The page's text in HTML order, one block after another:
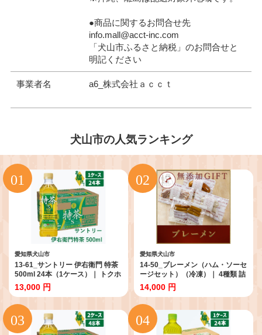
●商品に関するお問合せ先
info.mall@acct-inc.com
「犬山市ふるさと納税」のお問合せと
明記ください
事業者名 a6_株式会社ａｃｃｔ
犬山市の人気ランキング
愛知県犬山市
13-61_サントリー 伊右衛門 特茶
500ml 24本（1ケース）｜ トクホ
特保 特定保健用食品 お茶 清涼飲
料 ペットボトル 緑茶 1ケース 24
本 脂肪 体脂肪 脂肪分解 お食事 食
事 飲料 ドリンク ケルセチン ケル
セチンゴールド ケルセチン配糖体
愛知 愛知県
13,000 円
愛知県犬山市
14-50_ブレーメン（ハム・ソーセ
ージセット）（冷凍）｜ 4種類 詰
め合わせ 添加物不使用 無添加 ウ
インナー ソーセージ スモークチ
キン ポーク チキン 豚肉 鶏肉 グル
メ お取り寄せ コンテスト受賞 こ
だわり 冷蔵 オードブル お歳暮 サ
イトウハム SAITOHAM
14,000 円